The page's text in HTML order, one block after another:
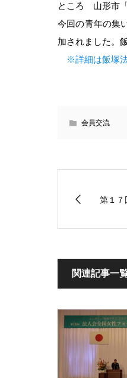
ところ 山形市「
今回の青年の集
加されました。
※詳細は飯塚法
会員交流
第１
関連記事一